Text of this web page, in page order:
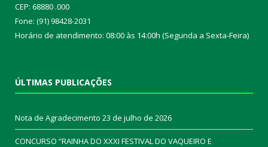
CEP: 68880 .000
Fone: (91) 98428-2031
Horário de atendimento: 08:00 às 14:00h (Segunda a Sexta-Feira)
ÚLTIMAS PUBLICAÇÕES
Nota de Agradecimento 23 de julho de 2026
CONCURSO “RAINHA DO XXXI FESTIVAL DO VAQUEIRO E